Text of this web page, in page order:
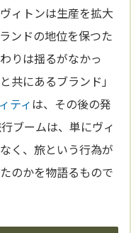
ィトンは生産を拡大
ンドの地位を保つた
りは揺るがなかっ
共にあるブランド」
ティは、その後の発
ブームは、単にヴィ
く、旅という行為が
のかを物語るもので